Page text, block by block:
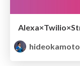
hideokamoto